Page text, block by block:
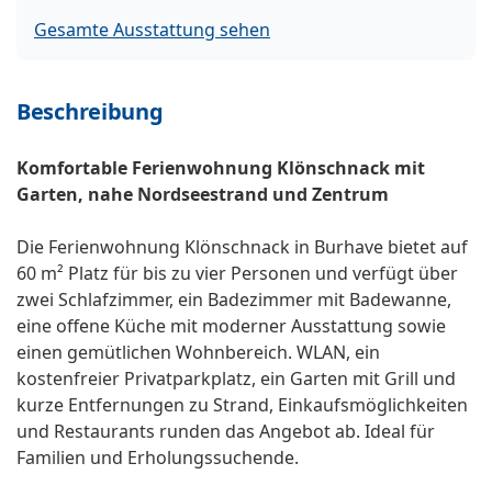
Gesamte Ausstattung sehen
Beschreibung
Komfortable Ferienwohnung Klönschnack mit
Garten, nahe Nordseestrand und Zentrum
Die Ferienwohnung Klönschnack in Burhave bietet auf
60 m² Platz für bis zu vier Personen und verfügt über
zwei Schlafzimmer, ein Badezimmer mit Badewanne,
eine offene Küche mit moderner Ausstattung sowie
einen gemütlichen Wohnbereich. WLAN, ein
kostenfreier Privatparkplatz, ein Garten mit Grill und
kurze Entfernungen zu Strand, Einkaufsmöglichkeiten
und Restaurants runden das Angebot ab. Ideal für
Familien und Erholungssuchende.